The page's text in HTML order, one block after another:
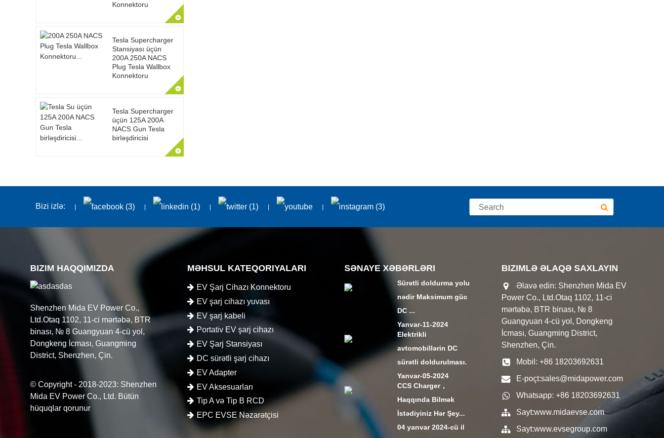
Konnektoru
Tesla Supercharger
Stansiyası üçün
200A 250A NACS
Plug Tesla Wallbox
Konnektoru
Tesla Supercharger
üçün 125A 200A
NACS Gun Tesla
birləşdiricisi
Bizi izlə:
BIZIM HAQQIMIZDA
Shenzhen Mida EV Power Co.,
Ltd.Otaq 1102, 11-ci mərtəbə, BTR
binası, № 8 Guangyuan 4-cü yol,
Dongkeng İcması, Guangming
District, Shenzhen, Çin.
© Copyright - 2018-2023: Shenzhen
Mida EV Power Co., Ltd. Bütün
hüquqlar qorunur
MƏHSUL KATEQORIYALARI
EV Şarj Cihazı Konnektoru
EV şarj cihazı yuvası
EV şarj kabeli
Portativ EV şarj cihazı
EV Şarj Stansiyası
DC sürətli şarj cihazı
EV Adapter
EV Aksesuarları
Tip A və Tip B RCD
EPC EVSE Nəzarətçisi
SƏNAYE XƏBƏRLƏRI
Sürətli doldurma yolu
nədir Maksimum güc
DC ...
Yanvar-11-2024
Elektrikli
avtomobillərin DC
sürətli doldurulması.
Yanvar-05-2024
CCS Charger，
Haqqında Bilmək
İstədiyiniz Hər Şey...
04 yanvar 2024-cü il
BIZIMLƏ ƏLAQƏ SAXLAYIN
Əlavə edin: Shenzhen Mida EV
Power Co., Ltd.Otaq 1102, 11-ci
mərtəbə, BTR binası, № 8
Guangyuan 4-cü yol, Dongkeng
İcması, Guangming District,
Shenzhen, Çin.
Mobil: +86 18203692631
E-poçt:sales@midapower.com
Whatsapp: +86 18203692631
Sayt:www.midaevse.com
Sayt:www.evsegroup.com